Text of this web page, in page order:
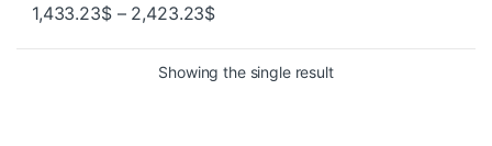
1,433.23$– 2,423.23$
Showing the single result